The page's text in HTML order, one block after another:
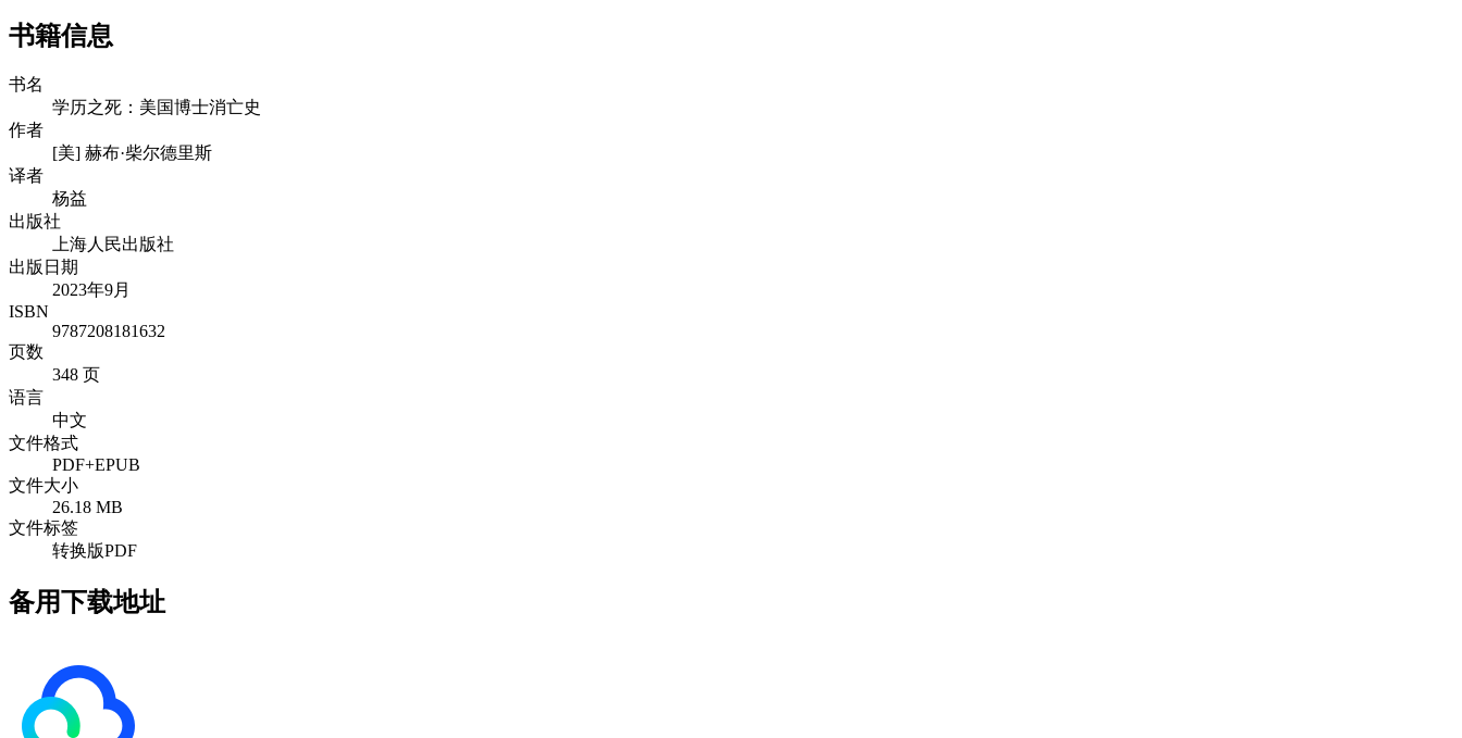
书籍信息
书名
学历之死：美国博士消亡史
作者
[美] 赫布·柴尔德里斯
译者
杨益
出版社
上海人民出版社
出版日期
2023年9月
ISBN
9787208181632
页数
348 页
语言
中文
文件格式
PDF+EPUB
文件大小
26.18 MB
文件标签
转换版PDF
备用下载地址